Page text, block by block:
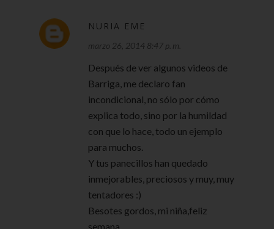
NURIA EME
marzo 26, 2014 8:47 p. m.
Después de ver algunos videos de
Barriga, me declaro fan
incondicional, no sólo por cómo
explica todo, sino por la humildad
con que lo hace, todo un ejemplo
para muchos.
Y tus panecillos han quedado
inmejorables, preciosos y muy, muy
tentadores :)
Besotes gordos, mi niña,feliz
semana.